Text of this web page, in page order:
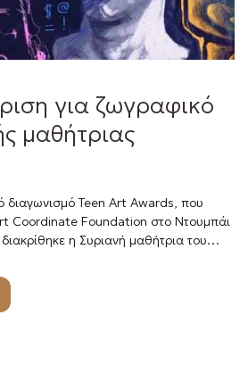
για ζωγραφικό
μαθήτριας
διαγωνισμό Teen Art Awards, που
Coordinate Foundation στο Ντουμπάι
η Συριανή μαθήτρια του…